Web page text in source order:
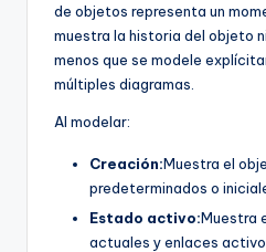
de objetos representa un
muestra la historia del objeto
menos que se modele
múltiples diagramas.
Al modelar:
Creación:Muestra el
predeterminados o
Estado activo:Muestra
actuales y enlaces